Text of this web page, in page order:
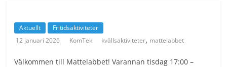
och
unga
Aktuellt
Fritidsaktiviteter
12 januari 2026
KomTek kvällsaktiviteter, mattelabbet
Välkommen till Mattelabbet! Varannan tisdag 17:00 –